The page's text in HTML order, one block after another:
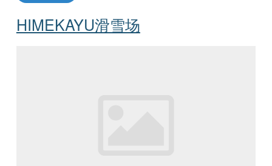
HIMEKAYU滑雪场